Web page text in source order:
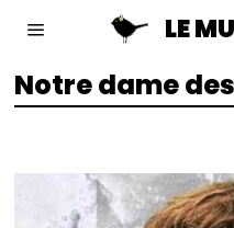
LE
Notre dame